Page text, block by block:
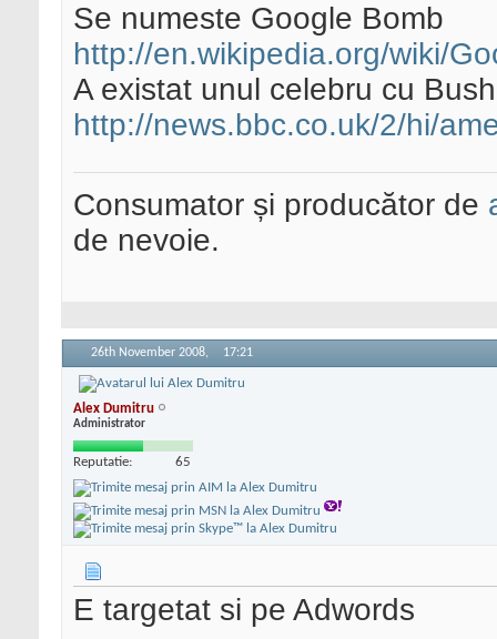
Se numeste Google Bomb
http://en.wikipedia.org/wiki/
A existat unul celebru cu
http://news.bbc.co.uk/2/hi/
Consumator și producător de
de nevoie.
26th November 2008, 17:21
Alex Dumitru
Administrator
Reputatie: 65
E targetat si pe Adwords